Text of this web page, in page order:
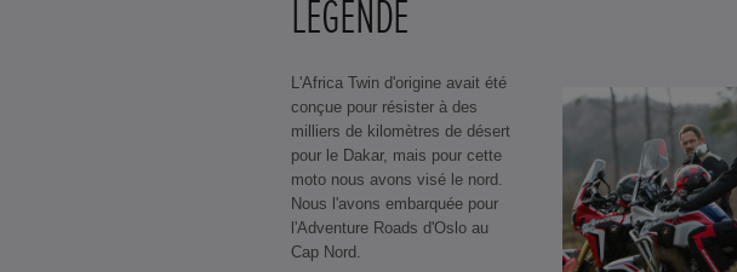
LÉGENDE
L'Africa Twin d'origine avait été
conçue pour résister à des
milliers de kilomètres de désert
pour le Dakar, mais pour cette
moto nous avons visé le nord.
Nous l'avons embarquée pour
l'Adventure Roads d'Oslo au
Cap Nord.